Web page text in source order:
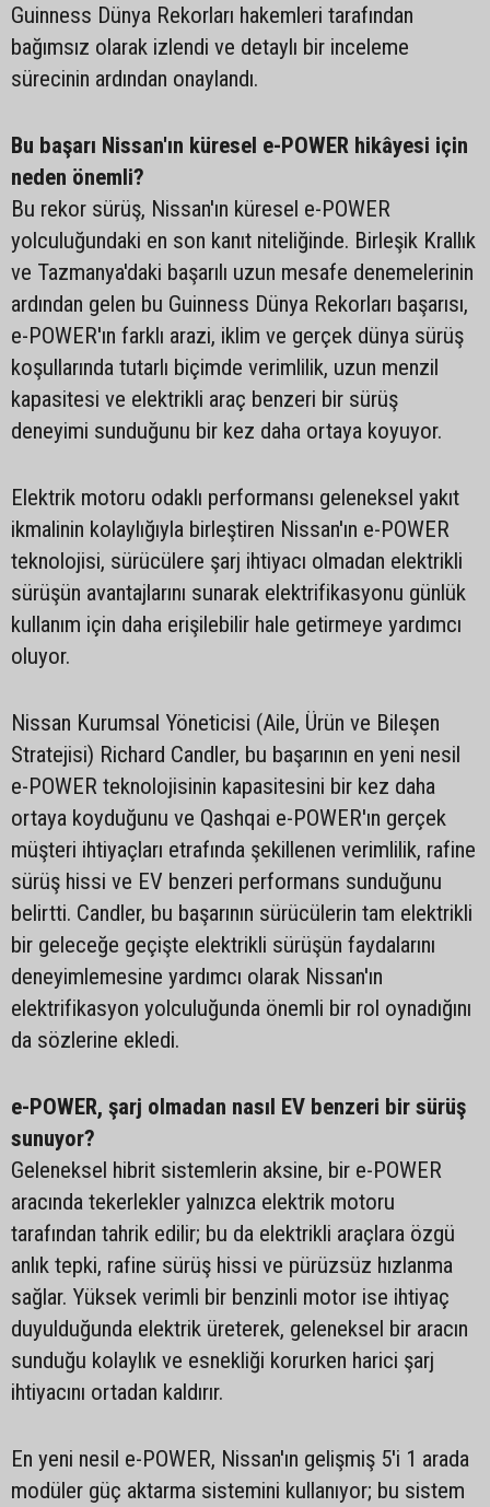
Guinness Dünya Rekorları hakemleri tarafından
bağımsız olarak izlendi ve detaylı bir inceleme
sürecinin ardından onaylandı.
Bu başarı Nissan'ın küresel e-POWER hikâyesi için
neden önemli?
Bu rekor sürüş, Nissan'ın küresel e-POWER
yolculuğundaki en son kanıt niteliğinde. Birleşik Krallık
ve Tazmanya'daki başarılı uzun mesafe denemelerinin
ardından gelen bu Guinness Dünya Rekorları başarısı,
e-POWER'ın farklı arazi, iklim ve gerçek dünya sürüş
koşullarında tutarlı biçimde verimlilik, uzun menzil
kapasitesi ve elektrikli araç benzeri bir sürüş
deneyimi sunduğunu bir kez daha ortaya koyuyor.
Elektrik motoru odaklı performansı geleneksel yakıt
ikmalinin kolaylığıyla birleştiren Nissan'ın e-POWER
teknolojisi, sürücülere şarj ihtiyacı olmadan elektrikli
sürüşün avantajlarını sunarak elektrifikasyonu günlük
kullanım için daha erişilebilir hale getirmeye yardımcı
oluyor.
Nissan Kurumsal Yöneticisi (Aile, Ürün ve Bileşen
Stratejisi) Richard Candler, bu başarının en yeni nesil
e-POWER teknolojisinin kapasitesini bir kez daha
ortaya koyduğunu ve Qashqai e-POWER'ın gerçek
müşteri ihtiyaçları etrafında şekillenen verimlilik, rafine
sürüş hissi ve EV benzeri performans sunduğunu
belirtti. Candler, bu başarının sürücülerin tam elektrikli
bir geleceğe geçişte elektrikli sürüşün faydalarını
deneyimlemesine yardımcı olarak Nissan'ın
elektrifikasyon yolculuğunda önemli bir rol oynadığını
da sözlerine ekledi.
e-POWER, şarj olmadan nasıl EV benzeri bir sürüş
sunuyor?
Geleneksel hibrit sistemlerin aksine, bir e-POWER
aracında tekerlekler yalnızca elektrik motoru
tarafından tahrik edilir; bu da elektrikli araçlara özgü
anlık tepki, rafine sürüş hissi ve pürüzsüz hızlanma
sağlar. Yüksek verimli bir benzinli motor ise ihtiyaç
duyulduğunda elektrik üreterek, geleneksel bir aracın
sunduğu kolaylık ve esnekliği korurken harici şarj
ihtiyacını ortadan kaldırır.
En yeni nesil e-POWER, Nissan'ın gelişmiş 5'i 1 arada
modüler güç aktarma sistemini kullanıyor; bu sistem